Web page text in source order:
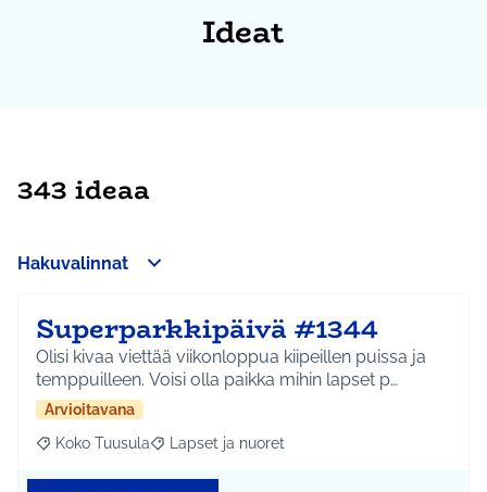
Ideat
343 ideaa
Hakuvalinnat
Superparkkipäivä #1344
Olisi kivaa viettää viikonloppua kiipeillen puissa ja
temppuilleen. Voisi olla paikka mihin lapset p…
Arvioitavana
Rajaa tulokset aihepiirin mukaan: Koko Tuusula
Koko Tuusula Rajaa tulokset teeman mukaan: Lapset ja
Lapset ja nuoret